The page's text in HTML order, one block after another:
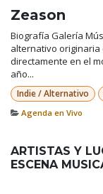
Zeason
Biografía Galería
alternativo originaria
directamente en el
año...
Indie / Alternativo
Agenda en Vivo
ARTISTAS Y
ESCENA